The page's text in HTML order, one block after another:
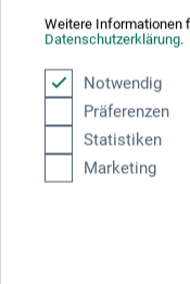
Weitere Informationen
Datenschutzerklärung.
Notwendig
Präferenzen
Statistiken
Marketing
træsokkel er belagt
med fløjl.
Her finder du